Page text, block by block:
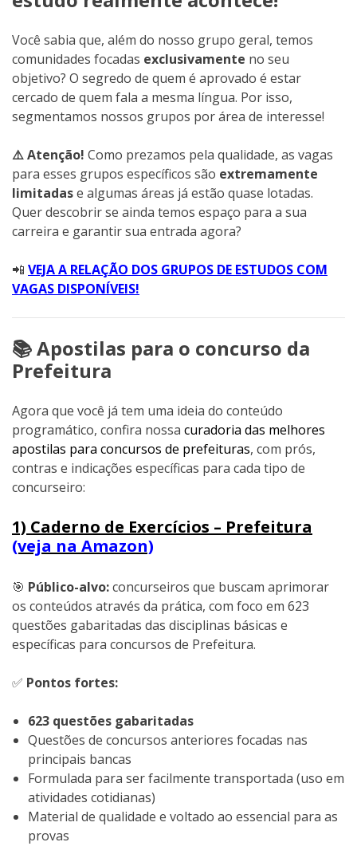
Você sabia que, além do nosso grupo geral, temos
comunidades focadas exclusivamente no seu
objetivo? O segredo de quem é aprovado é estar
cercado de quem fala a mesma língua. Por isso,
segmentamos nossos grupos por área de interesse!
⚠️ Atenção! Como prezamos pela qualidade, as vagas
para esses grupos específicos são extremamente
limitadase algumas áreas já estão quase lotadas.
Quer descobrir se ainda temos espaço para a sua
carreira e garantir sua entrada agora?
📲 VEJA A RELAÇÃO DOS GRUPOS DE ESTUDOS COM
VAGAS DISPONÍVEIS!
📚 Apostilas para o concurso da
Prefeitura
Agora que você já tem uma ideia do conteúdo
programático, confira nossa curadoria das melhores
apostilas para concursos de prefeituras, com prós,
contras e indicações específicas para cada tipo de
concurseiro:
1) Caderno de Exercícios – Prefeitura
(veja na Amazon)
🎯 Público-alvo:concurseiros que buscam aprimorar
os conteúdos através da prática, com foco em 623
questões gabaritadas das disciplinas básicas e
específicas para concursos de Prefeitura.
✅ Pontos fortes:
623 questões gabaritadas
Questões de concursos anteriores focadas nas
principais bancas
Formulada para ser facilmente transportada (uso em
atividades cotidianas)
Material de qualidade e voltado ao essencial para as
provas